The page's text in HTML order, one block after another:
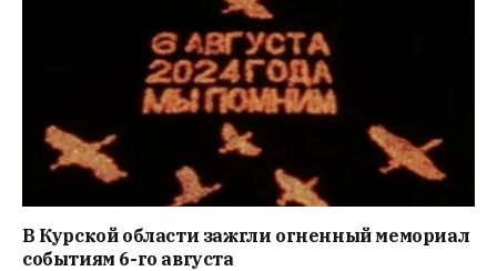
В Курской области зажгли огненный мемориал
событиям 6-го августа